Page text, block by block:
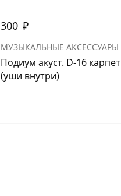
300 ₽
МУЗЫКАЛЬНЫЕ АКСЕССУАРЫ
Подиум акуст. D-16 карпет
(уши внутри)